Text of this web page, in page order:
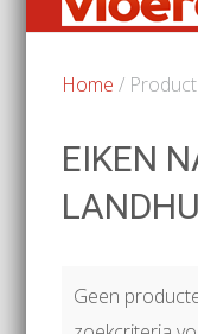
Home /
EIKEN
Geen